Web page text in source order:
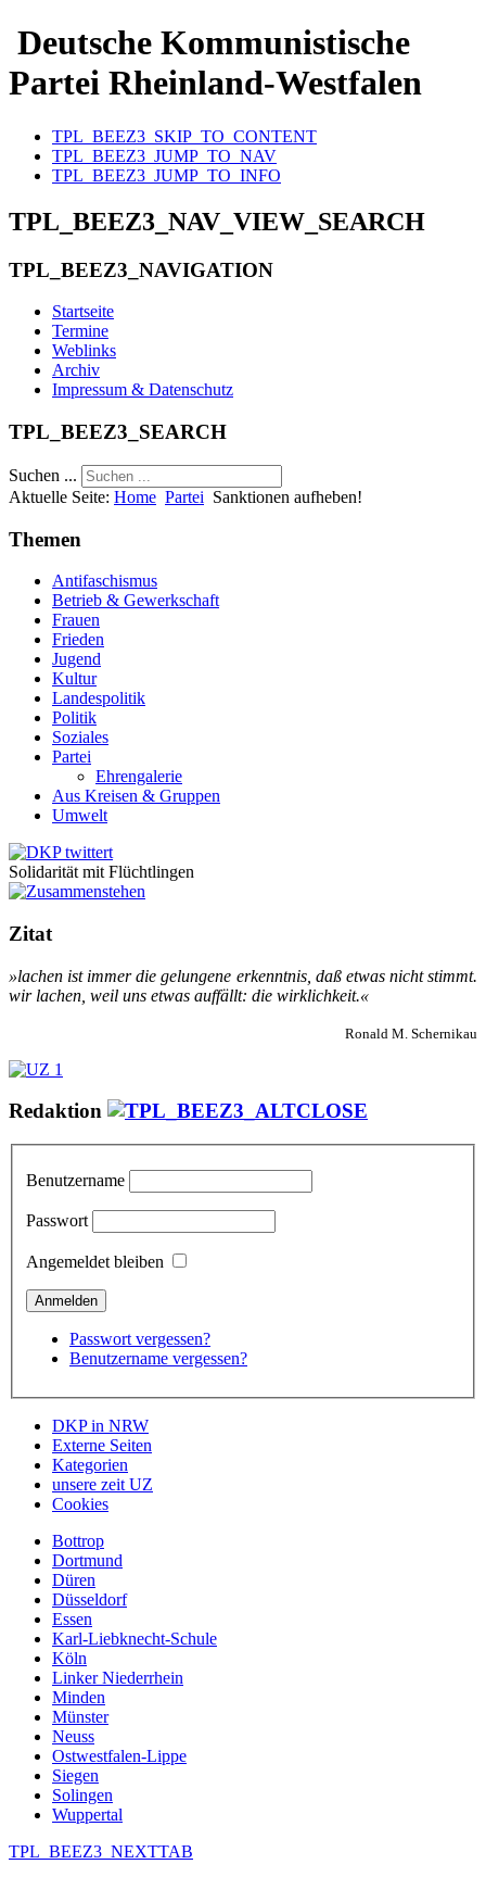
Deutsche Kommunistische
Partei Rheinland-Westfalen
TPL_BEEZ3_SKIP_TO_CONTENT
TPL_BEEZ3_JUMP_TO_NAV
TPL_BEEZ3_JUMP_TO_INFO
TPL_BEEZ3_NAV_VIEW_SEARCH
TPL_BEEZ3_NAVIGATION
Startseite
Termine
Weblinks
Archiv
Impressum & Datenschutz
TPL_BEEZ3_SEARCH
Suchen ...
Aktuelle Seite: Home Partei Sanktionen aufheben!
Themen
Antifaschismus
Betrieb & Gewerkschaft
Frauen
Frieden
Jugend
Kultur
Landespolitik
Politik
Soziales
Partei
Ehrengalerie
Aus Kreisen & Gruppen
Umwelt
Solidarität mit Flüchtlingen
Zitat
»la­chen ist im­mer die ge­lun­ge­ne er­kennt­nis, daß et­was nicht stimmt.
wir la­chen, weil uns et­was auf­fällt: die wirk­lich­keit.«
Ronald M. Schernikau
Redaktion
Benutzername
Passwort
Angemeldet bleiben
Passwort vergessen?
Benutzername vergessen?
DKP in NRW
Externe Seiten
Kategorien
unsere zeit UZ
Cookies
Bottrop
Dortmund
Düren
Düsseldorf
Essen
Karl-Liebknecht-Schule
Köln
Linker Niederrhein
Minden
Münster
Neuss
Ostwestfalen-Lippe
Siegen
Solingen
Wuppertal
TPL_BEEZ3_NEXTTAB